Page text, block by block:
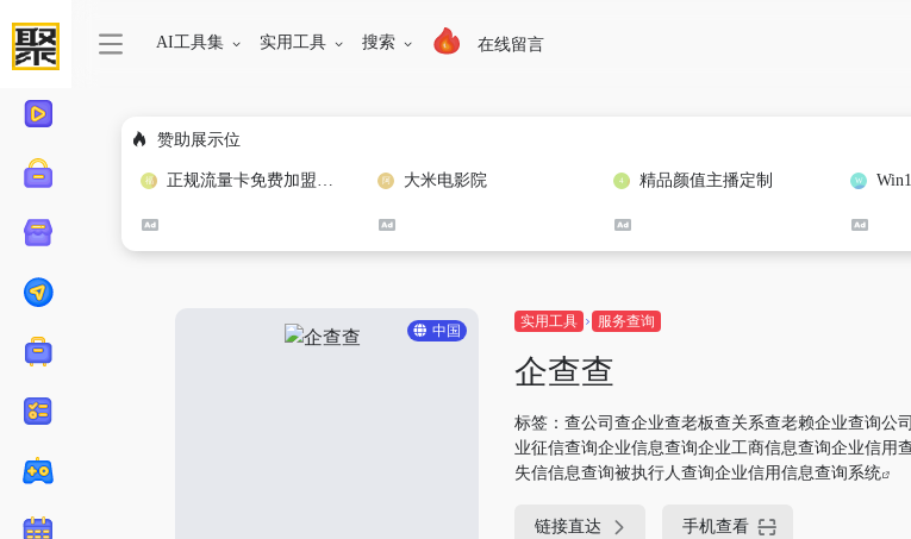
AI工具集 实用工具 搜索 在线留言
赞助展示位
正规流量卡免费加盟合作 大米电影院 精品颜值主播定制
中国
实用工具 服务查询
企查查
标签： 查公司查企业查老板查关系查老赖企业查询公
业征信查询企业信息查询企业工商信息查询企业信用
失信信息查询被执行人查询企业信用信息查询系统
链接直达 手机查看